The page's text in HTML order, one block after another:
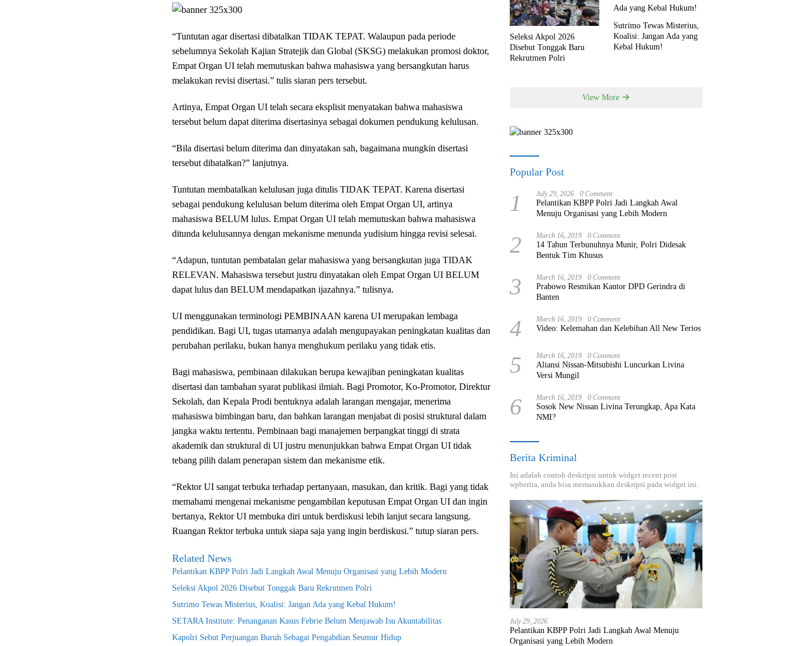
“Tuntutan agar disertasi dibatalkan TIDAK TEPAT. Walaupun pada periode
sebelumnya Sekolah Kajian Stratejik dan Global (SKSG) melakukan promosi doktor,
Empat Organ UI telah memutuskan bahwa mahasiswa yang bersangkutan harus
melakukan revisi disertasi.” tulis siaran pers tersebut.
Artinya, Empat Organ UI telah secara eksplisit menyatakan bahwa mahasiswa
tersebut belum dapat diterima disertasinya sebagai dokumen pendukung kelulusan.
“Bila disertasi belum diterima dan dinyatakan sah, bagaimana mungkin disertasi
tersebut dibatalkan?” lanjutnya.
Tuntutan membatalkan kelulusan juga ditulis TIDAK TEPAT. Karena disertasi
sebagai pendukung kelulusan belum diterima oleh Empat Organ UI, artinya
mahasiswa BELUM lulus. Empat Organ UI telah memutuskan bahwa mahasiswa
ditunda kelulusannya dengan mekanisme menunda yudisium hingga revisi selesai.
“Adapun, tuntutan pembatalan gelar mahasiswa yang bersangkutan juga TIDAK
RELEVAN. Mahasiswa tersebut justru dinyatakan oleh Empat Organ UI BELUM
dapat lulus dan BELUM mendapatkan ijazahnya.” tulisnya.
UI menggunakan terminologi PEMBINAAN karena UI merupakan lembaga
pendidikan. Bagi UI, tugas utamanya adalah mengupayakan peningkatan kualitas dan
perubahan perilaku, bukan hanya menghukum perilaku yang tidak etis.
Bagi mahasiswa, pembinaan dilakukan berupa kewajiban peningkatan kualitas
disertasi dan tambahan syarat publikasi ilmiah. Bagi Promotor, Ko-Promotor, Direktur
Sekolah, dan Kepala Prodi bentuknya adalah larangan mengajar, menerima
mahasiswa bimbingan baru, dan bahkan larangan menjabat di posisi struktural dalam
jangka waktu tertentu. Pembinaan bagi manajemen berpangkat tinggi di strata
akademik dan struktural di UI justru menunjukkan bahwa Empat Organ UI tidak
tebang pilih dalam penerapan sistem dan mekanisme etik.
“Rektor UI sangat terbuka terhadap pertanyaan, masukan, dan kritik. Bagi yang tidak
memahami mengenai mekanisme pengambilan keputusan Empat Organ UI dan ingin
bertanya, Rektor UI membuka diri untuk berdiskusi lebih lanjut secara langsung.
Ruangan Rektor terbuka untuk siapa saja yang ingin berdiskusi.” tutup siaran pers.
Related News
Pelantikan KBPP Polri Jadi Langkah Awal Menuju Organisasi yang Lebih Modern
Seleksi Akpol 2026 Disebut Tonggak Baru Rekrutmen Polri
Sutrimo Tewas Misterius, Koalisi: Jangan Ada yang Kebal Hukum!
SETARA Institute: Penanganan Kasus Febrie Belum Menjawab Isu Akuntabilitas
Kapolri Sebut Perjuangan Buruh Sebagai Pengabdian Seumur Hidup
Seleksi Akpol 2026
Disebut Tonggak Baru
Rekrutmen Polri
Sutrimo Tewas Misterius,
Koalisi: Jangan Ada yang
Kebal Hukum!
View More
Popular Post
1 July 29, 2026 0 Comment
Pelantikan KBPP Polri Jadi Langkah Awal
Menuju Organisasi yang Lebih Modern
2 March 16, 2019 0 Comment
14 Tahun Terbunuhnya Munir, Polri Didesak
Bentuk Tim Khusus
3 March 16, 2019 0 Comment
Prabowo Resmikan Kantor DPD Gerindra di
Banten
4 March 16, 2019 0 Comment
Video: Kelemahan dan Kelebihan All New Terios
5 March 16, 2019 0 Comment
Aliansi Nissan-Mitsubishi Luncurkan Livina
Versi Mungil
6 March 16, 2019 0 Comment
Sosok New Nissan Livina Terungkap, Apa Kata
NMI?
Berita Kriminal
Ini adalah contoh deskripsi untuk widget recent post
wpberita, anda bisa memasukkan deskripsi pada widget ini.
July 29, 2026
Pelantikan KBPP Polri Jadi Langkah Awal Menuju
Organisasi yang Lebih Modern